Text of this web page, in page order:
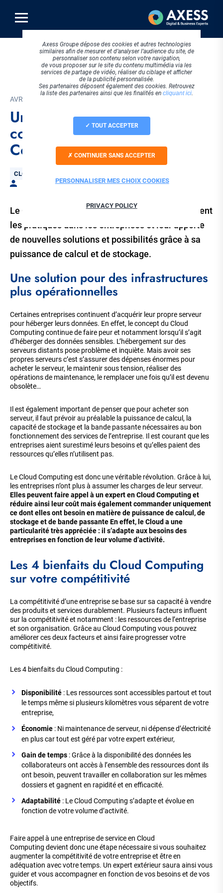
contenu
principal
AVRIL 2017
Une entreprise plus
compétitive grâce au Cloud
Computing !
Thématique
CLOUD ET HÉBERGEMENT
Par Laura BELLET
Le Cloud Computing bouleverse considérablement
les pratiques dans les entreprises et leur apporte
de nouvelles solutions et possibilités grâce à sa
puissance de calcul et de stockage.
Une solution pour des infrastructures
plus opérationnelles
Certaines entreprises continuent d’acquérir leur propre serveur
pour héberger leurs données. En effet, le concept du Cloud
Computing continue de faire peur et notamment lorsqu’il s’agit
d’héberger des données sensibles. L’hébergement sur des
serveurs distants pose problème et inquiète. Mais avoir ses
propres serveurs c’est s’assurer des dépenses énormes pour
acheter le serveur, le maintenir sous tension, réaliser des
opérations de maintenance, le remplacer une fois qu’il est devenu
obsolète…
Il est également important de penser que pour acheter son
serveur, il faut prévoir au préalable la puissance de calcul, la
capacité de stockage et la bande passante nécessaires au bon
fonctionnement des services de l’entreprise. Il est courant que les
entreprises aient surestimé leurs besoins et qu’elles paient des
ressources qu’elles n’utilisent pas.
Le Cloud Computing est donc une véritable révolution. Grâce à lui,
les entreprises n’ont plus à assumer les charges de leur serveur.
Elles peuvent faire appel à un expert en Cloud Computing et
réduire ainsi leur coût mais également commander uniquement
ce dont elles ont besoin en matière de puissance de calcul, de
stockage et de bande passante En effet, le Cloud a une
particularité très appréciée : il s’adapte aux besoins des
entreprises en fonction de leur volume d’activité.
Les 4 bienfaits du Cloud Computing
sur votre compétitivité
La compétitivité d’une entreprise se base sur sa capacité à vendre
des produits et services durablement. Plusieurs facteurs influent
sur la compétitivité et notamment : les ressources de l’entreprise
et son organisation. Grâce au Cloud Computing vous pouvez
améliorer ces deux facteurs et ainsi faire progresser votre
compétitivité.
Les 4 bienfaits du Cloud Computing :
Disponibilité : Les ressources sont accessibles partout et tout
le temps même si plusieurs kilomètres vous séparent de votre
entreprise,
Économie : Ni maintenance de serveur, ni dépense d’électricité
en plus car tout est géré par votre expert extérieur,
Gain de temps : Grâce à la disponibilité des données les
collaborateurs ont accès à l’ensemble des ressources dont ils
ont besoin, peuvent travailler en collaboration sur les mêmes
dossiers et gagnent en rapidité et en efficacité.
Adaptabilité : Le Cloud Computing s’adapte et évolue en
fonction de votre volume d’activité.
Faire appel à une entreprise de service en Cloud
Computing devient donc une étape nécessaire si vous souhaitez
augmenter la compétitivité de votre entreprise et être en
adéquation avec votre temps. Un expert extérieur saura ainsi vous
guider et vous accompagner en fonction de vos besoins et de vos
objectifs.
Axess Groupe dépose des cookies et autres technologies
similaires afin de mesurer et d’analyser l’audience du site, de
personnaliser son contenu selon votre navigation,
de vous proposer sur le site du contenu multimédia via les
services de partage de vidéo, réaliser du ciblage et afficher
de la publicité personnalisée.
Ses partenaires déposent également des cookies. Retrouvez
la liste des partenaires ainsi que les finalités en cliquant ici.
TOUT ACCEPTER
CONTINUER SANS ACCEPTER
PERSONNALISER MES CHOIX COOKIES
PRIVACY POLICY